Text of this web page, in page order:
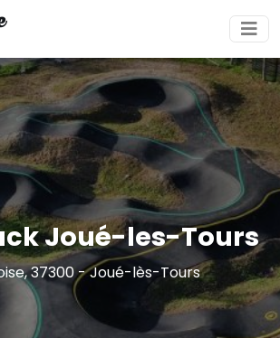
Joué-les-Tours
37300 - Joué-lès-Tours